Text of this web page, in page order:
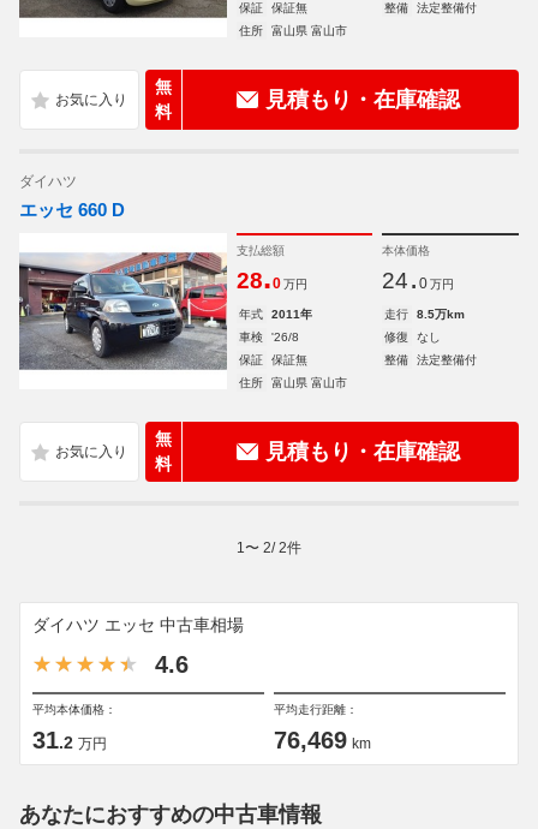
保証
保証無 整備
法定整備付
住所
富山県 富山市
無
料
見積もり・在庫確認
ダイハツ
エッセ 660 D
支払総額
28.0 万円
本体価格
24. 0 万円
年式 2011年 走行
8.5万km
車検
'26/8 修復
なし
保証
保証無 整備
法定整備付
住所
富山県 富山市
無
料
見積もり・在庫確認
1 〜 2/2件
ダイハツ エッセ 中古車相場
4.6
平均本体価格：
31.2 万円
平均走行距離：
76,469 km
あなたにおすすめの中古車情報